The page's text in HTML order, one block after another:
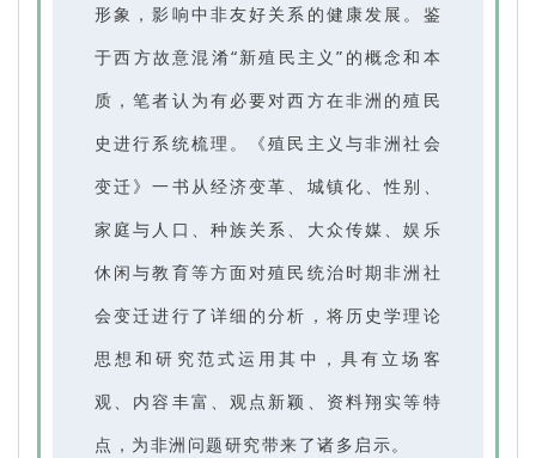
形象，影响中非友好关系的健康发展。鉴
于西方故意混淆“新殖民主义”的概念和本
质，笔者认为有必要对西方在非洲的殖民
史进行系统梳理。《殖民主义与非洲社会
变迁》一书从经济变革、城镇化、性别、
家庭与人口、种族关系、大众传媒、娱乐
休闲与教育等方面对殖民统治时期非洲社
会变迁进行了详细的分析，将历史学理论
思想和研究范式运用其中，具有立场客
观、内容丰富、观点新颖、资料翔实等特
点，为非洲问题研究带来了诸多启示。